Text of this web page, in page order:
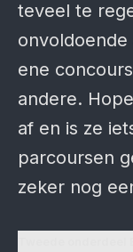
teveel te
ene
andere.
af en is ze
parcoursen
zeker nog